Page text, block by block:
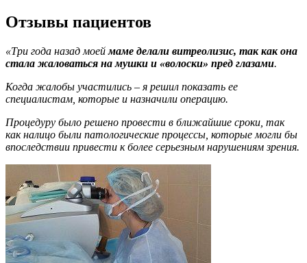
Отзывы пациентов
«Три года назад моеймаме делали витреолизис, так как она
стала жаловаться на мушки и «волоски» пред глазами.
Когда жалобы участились – я решил показать ее
специалистам, которые и назначили операцию.
Процедуру было решено провести в ближайшие сроки, так
как налицо были патологические процессы, которые могли бы
впоследствии привести к более серьезным нарушениям зрения.